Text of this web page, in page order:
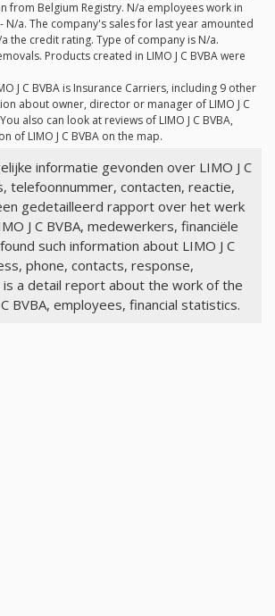
from Belgium Registry. N/a employees work in
N/a. The company's sales for last year amounted
the credit rating. Type of company is N/a.
Products created in LIMO J C BVBA were
J C BVBA is Insurance Carriers, including 9 other
about owner, director or manager of LIMO J C
also can look at reviews of LIMO J C BVBA,
of LIMO J C BVBA on the map.
informatie gevonden over LIMO J C
telefoonnummer, contacten, reactie,
gedetailleerd rapport over het werk
J C BVBA, medewerkers, financiële
such information about LIMO J C
phone, contacts, response,
is a detail report about the work of the
BVBA, employees, financial statistics.